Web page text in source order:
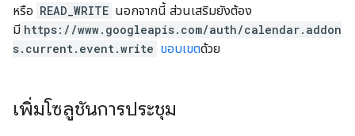
หรือ READ_WRITE นอกจากนี้ ส่วนเสริมยังต้อง
มี https://www.googleapis.com/auth/calendar.addon
s.current.event.write ขอบเขตด้วย
เพิ่มโซลูชันการประชุม